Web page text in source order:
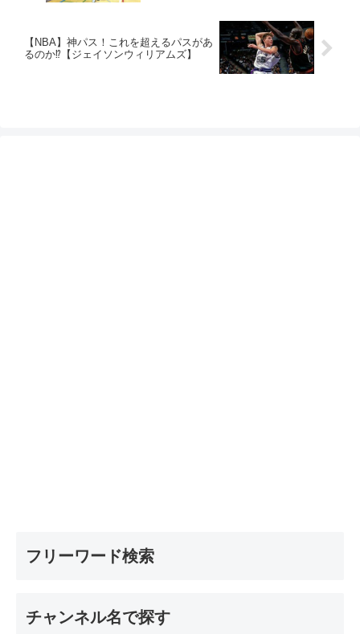
【NBA】神パス！これを超えるパスがあ
るのか⁉【ジェイソンウィリアムズ】
フリーワード検索
チャンネル名で探す